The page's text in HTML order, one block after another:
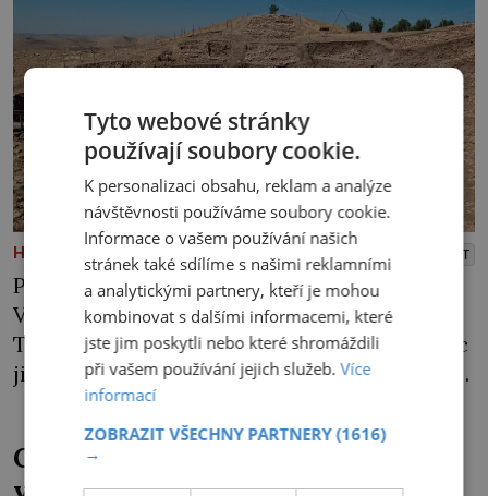
HISTORICKÉ ZÁHADY PREMIUM PŘEHRÁT
Pro experty z Chicaga je to zklamání.
V nehostinné kopcovité krajině na jihu
Turecka strávili několik měsíců a nenašli nic
jiného než úlomky pazourků. Lidé tu nejspíš
kdysi dávno něco podnikali, po nějakých
větších stavbách tu však není ani stopa… Na
dalších 30 let upadne místo v zapomnění.
Co hledala StB pod kostelem
Tyto webové stránky
používají soubory cookie.
K personalizaci obsahu, reklam a analýze
návštěvnosti používáme soubory cookie.
Informace o vašem používání našich
stránek také sdílíme s našimi reklamními
a analytickými partnery, kteří je mohou
kombinovat s dalšími informacemi, které
jste jim poskytli nebo které shromáždili
při vašem používání jejich služeb.Více
informací
ZOBRAZIT VŠECHNY PARTNERY(1616)
→